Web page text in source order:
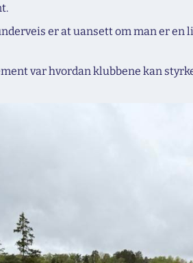
er at uansett om man er
var hvordan klubbene kan